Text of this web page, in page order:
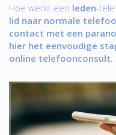
Hoe werkt een leden-
lid naar normale
contact met een
hier het eenvoudige
online telefoonconsult.